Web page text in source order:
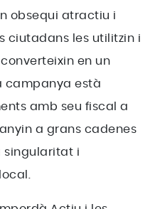
obsequi atractiu i
ciutadans les utilitzin i
en un
campanya està
amb seu fiscal a
a grans cadenes
singularitat i